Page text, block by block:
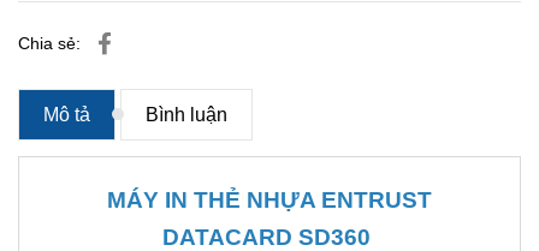
Chia sẻ:
Mô tả Bình luận
MÁY IN THẺ NHỰA ENTRUST
DATACARD SD360